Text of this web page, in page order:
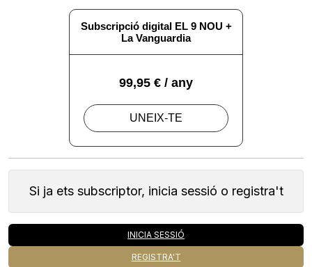
Si ja ets subscriptor, inicia sessió o registra't
INICIA SESSIÓ
REGISTRA'T